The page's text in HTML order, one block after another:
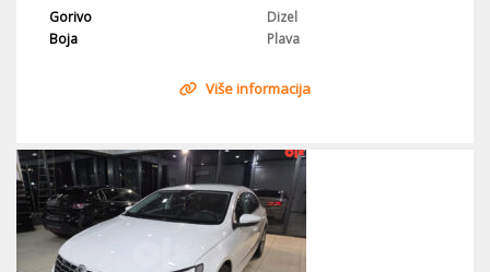
Gorivo
Dizel
Boja
Plava
Više informacija